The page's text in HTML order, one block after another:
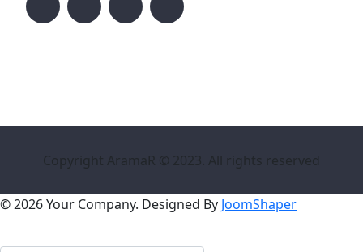
Copyright AramaR © 2023. All rights reserved
© 2026 Your Company. Designed By JoomShaper